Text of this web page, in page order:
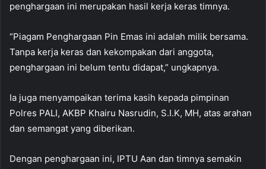
penghargaan ini merupakan hasil kerja keras timnya.
“Piagam Penghargaan Pin Emas ini adalah milik bersama.
Tanpa kerja keras dan kekompakan dari anggota,
penghargaan ini belum tentu didapat,” ungkapnya.
Ia juga menyampaikan terima kasih kepada pimpinan
Polres PALI, AKBP Khairu Nasrudin, S.I.K, MH, atas arahan
dan semangat yang diberikan.
Dengan penghargaan ini, IPTU Aan dan timnya semakin